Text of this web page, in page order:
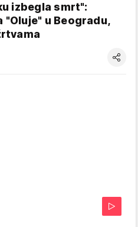
izbegla smrt":
u Beogradu,